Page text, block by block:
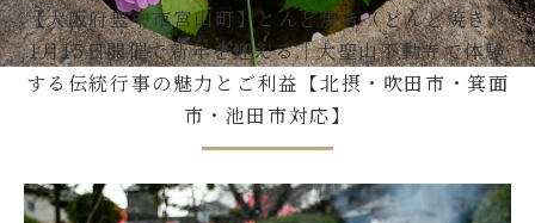
年中行事
仏像彫刻
樹木葬
【大阪府豊中市宮山町】とんど焼き（どんど焼き）
1月15日開催で新年を迎える｜大聖山不動寺で体験
する伝統行事の魅力とご利益【北摂・吹田市・箕面
市・池田市対応】